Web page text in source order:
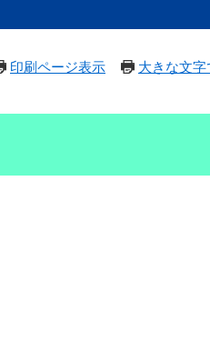
印刷ページ表示 大きな文